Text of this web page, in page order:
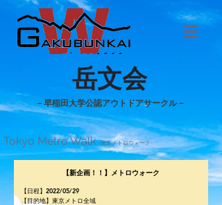
​岳文会
​－早稲田大学公認アウトドアサークル－
Tokyo Metro Walk-東京メトロウォーク-
​【新企画！！】メトロウォーク
【日程】2022/05/29
【目的地】東京メトロ全域